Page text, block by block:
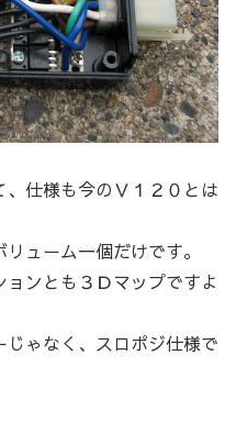
仕様も今のＶ１２０とは
ューム一個だけです。
ンとも３Ｄマップですよ
ゃなく、スロポジ仕様で